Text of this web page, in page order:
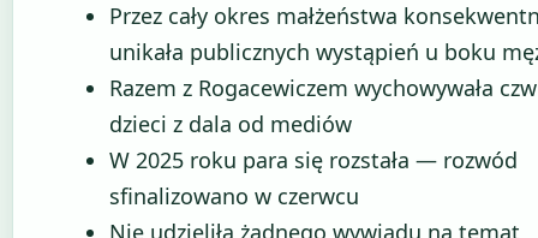
Przez cały okres małżeństwa
unikała publicznych wystąpień u boku
Razem z Rogacewiczem wychowywała
dzieci z dala od mediów
W 2025 roku para się rozstała — rozwód
sfinalizowano w czerwcu
Nie udzieliła żadnego wywiadu na temat